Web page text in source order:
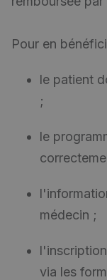
Pour en
le patient
;
le
médecin ;
via les